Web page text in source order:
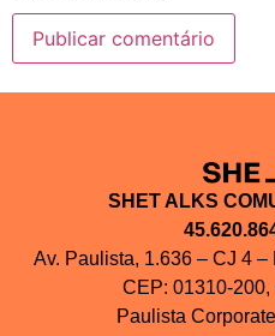
SHET ALKS
Av. Paulista, 1.636 – CJ 4
CEP: 01310-
Paulista